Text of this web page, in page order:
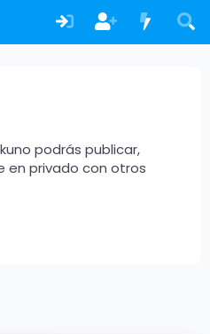
podrás publicar,
en privado con otros